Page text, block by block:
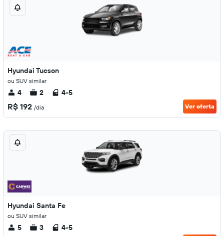
Hyundai Tucson
ou SUV similar
4 2 4-5
R$ 192 /dia Ver oferta
Hyundai Santa Fe
ou SUV similar
5 3 4-5